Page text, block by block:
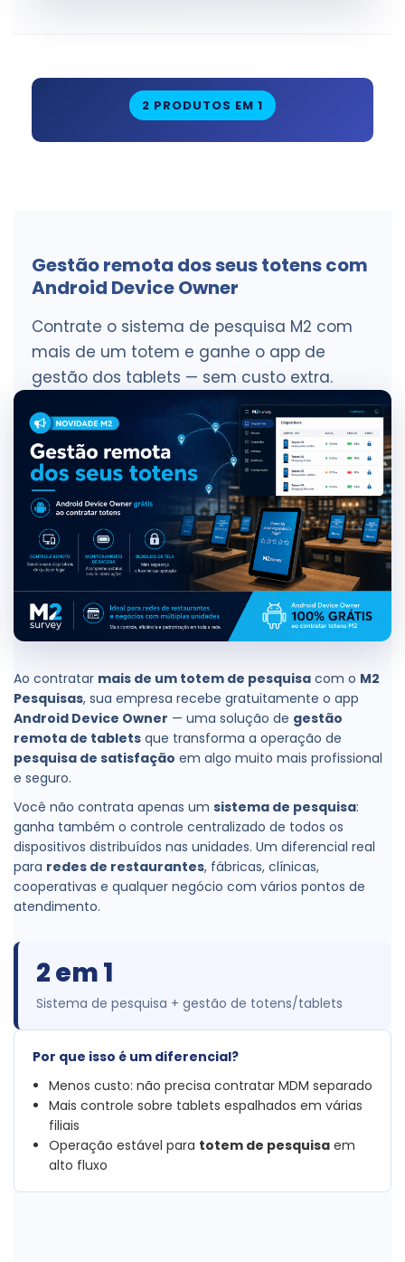
2 PRODUTOS EM 1
Gestão remota dos seus totens com
Android Device Owner
Contrate o sistema de pesquisa M2 com
mais de um totem e ganhe o app de
gestão dos tablets — sem custo extra.
Ao contratar mais de um totem de pesquisa com o M2
Pesquisas, sua empresa recebe gratuitamente o app
Android Device Owner — uma solução de gestão
remota de tablets que transforma a operação de
pesquisa de satisfação em algo muito mais profissional
e seguro.
Você não contrata apenas um sistema de pesquisa:
ganha também o controle centralizado de todos os
dispositivos distribuídos nas unidades. Um diferencial real
para redes de restaurantes, fábricas, clínicas,
cooperativas e qualquer negócio com vários pontos de
atendimento.
2 em 1
Sistema de pesquisa + gestão de totens/tablets
Por que isso é um diferencial?
Menos custo: não precisa contratar MDM separado
Mais controle sobre tablets espalhados em várias
filiais
Operação estável para totem de pesquisa em
alto fluxo